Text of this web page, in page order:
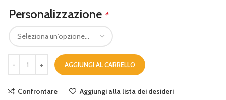
Personalizzazione *
AGGIUNGI AL CARRELLO
Confrontare Aggiungi alla lista dei desideri